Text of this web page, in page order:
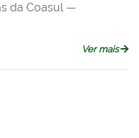
da Coasul —
Ver mais